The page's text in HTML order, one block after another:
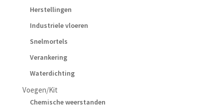
Herstellingen
Industriele vloeren
Snelmortels
Verankering
Waterdichting
Voegen/Kit
Chemische weerstanden